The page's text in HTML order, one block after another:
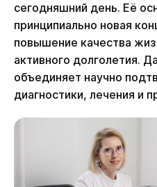
сегодняшний день. Её
принципиально новая
повышение качества
активного долголетия.
объединяет научно
диагностики, лечения и